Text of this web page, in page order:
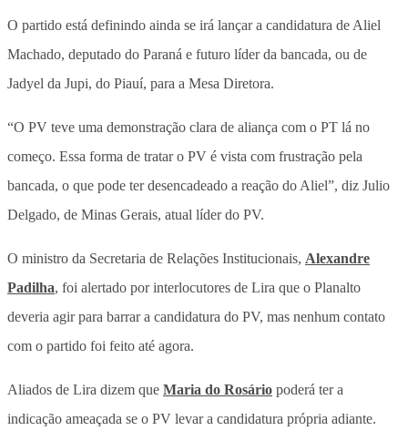
O partido está definindo ainda se irá lançar a candidatura de Aliel
Machado, deputado do Paraná e futuro líder da bancada, ou de
Jadyel da Jupi, do Piauí, para a Mesa Diretora.
“O PV teve uma demonstração clara de aliança com o PT lá no
começo. Essa forma de tratar o PV é vista com frustração pela
bancada, o que pode ter desencadeado a reação do Aliel”, diz Julio
Delgado, de Minas Gerais, atual líder do PV.
O ministro da Secretaria de Relações Institucionais, Alexandre
Padilha, foi alertado por interlocutores de Lira que o Planalto
deveria agir para barrar a candidatura do PV, mas nenhum contato
com o partido foi feito até agora.
Aliados de Lira dizem que Maria do Rosário poderá ter a
indicação ameaçada se o PV levar a candidatura própria adiante.